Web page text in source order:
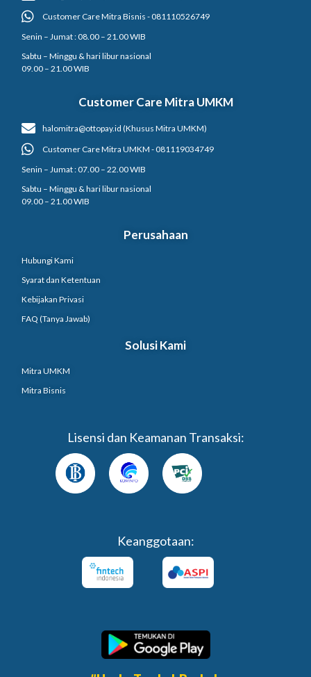
Customer Care Mitra Bisnis - 081110526749
Senin – Jumat : 08.00 – 21.00 WIB
Sabtu – Minggu & hari libur nasional
09.00 – 21.00 WIB
Customer Care Mitra UMKM
halomitra@ottopay.id (Khusus Mitra UMKM)
Customer Care Mitra UMKM - 081119034749
Senin – Jumat : 07.00 – 22.00 WIB
Sabtu – Minggu & hari libur nasional
09.00 – 21.00 WIB
Perusahaan
Hubungi Kami
Syarat dan Ketentuan
Kebijakan Privasi
FAQ (Tanya Jawab)
Solusi Kami
Mitra UMKM
Mitra Bisnis
Lisensi dan Keamanan Transaksi:
Keanggotaan: